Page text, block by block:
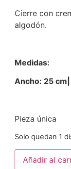
Cierre con
algodón.
Medidas:
Ancho: 25
Pieza única
Solo quedan 1
Añadir al